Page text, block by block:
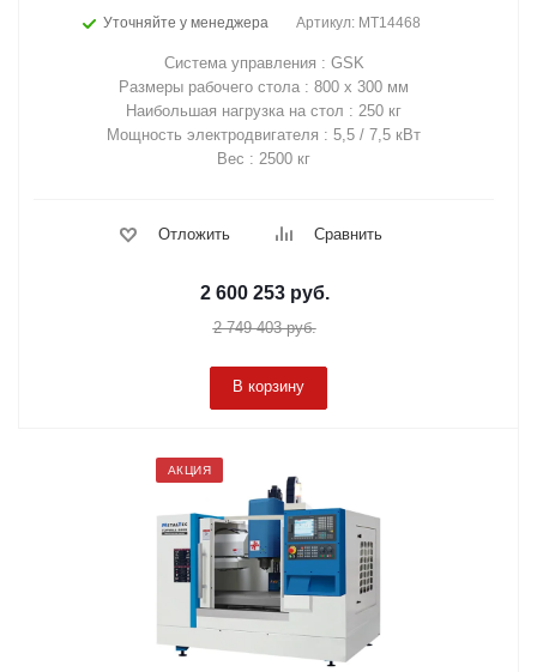
Уточняйте у менеджера Артикул: MT14468
Система управления : GSK
Размеры рабочего стола : 800 х 300 мм
Наибольшая нагрузка на стол : 250 кг
Мощность электродвигателя : 5,5 / 7,5 кВт
Вес : 2500 кг
Отложить Сравнить
2 600 253руб.
2 749 403руб.
В корзину
АКЦИЯ